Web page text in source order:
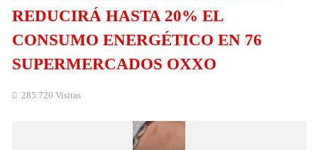
REDUCIRÁ HASTA 20% EL
CONSUMO ENERGÉTICO EN 76
SUPERMERCADOS OXXO
285.720 Visitas